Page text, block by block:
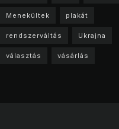
Menekültek plakát
rendszerváltás Ukrajna
választás vásárlás